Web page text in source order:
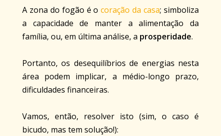
A zona do fogão é ocoração da casa; simboliza
a capacidade de manter a alimentação da
família, ou, em última análise, a prosperidade.
Portanto, os desequilíbrios de energias nesta
área podem implicar, a médio-longo prazo,
dificuldades financeiras.
Vamos, então, resolver isto (sim, o caso é
bicudo, mas tem solução!):